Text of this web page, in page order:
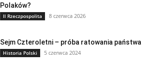
Polaków?
II Rzeczpospolita 8 czerwca 2026
Sejm Czteroletni – próba ratowania państwa
Historia Polski 5 czerwca 2024